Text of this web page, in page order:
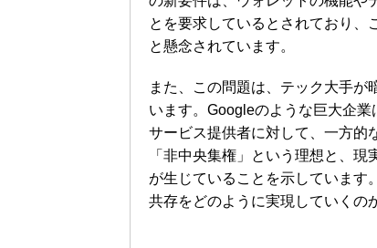
とを要求しているとされており、
と懸念されています。
また、この問題は、テック大手が
います。Googleのような巨大企
サービス提供者に対して、一方的
「非中央集権」という理想と、
が生じていることを示しています
共存をどのように実現していくの